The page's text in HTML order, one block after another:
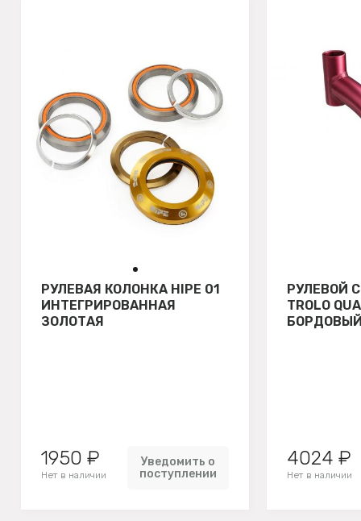
РУЛЕВАЯ КОЛОНКА HIPE 01
ИНТЕГРИРОВАННАЯ
ЗОЛОТАЯ
1950 ₽
Нет в наличии
Уведомить о
поступлении
РУЛЕВОЙ
TROLO
4024 ₽
Нет в наличии